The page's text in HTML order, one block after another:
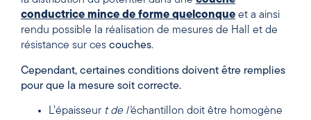
conductrice mince de forme quelconque et a ainsi
rendu possible la réalisation de mesures de Hall et de
résistance sur ces couches.
Cependant, certaines conditions doivent être remplies
pour que la mesure soit correcte.
L’épaisseur t de l’échantillon doit être homogène